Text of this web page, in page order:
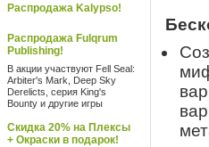
Распродажа Kalypso!
Распродажа Fulqrum
Publishing!
В акции участвуют Fell Seal:
Arbiter's Mark, Deep Sky
Derelicts, серия King's
Bounty и другие игры
Скидка 20% на Плексы
+ Окраски в подарок!